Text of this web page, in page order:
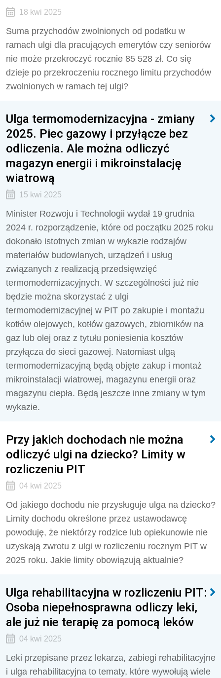
18 kwi 2025
Suma przychodów zwolnionych od podatku w
ramach ulgi dla pracujących emerytów czy seniorów
nie może przekroczyć rocznie 85 528 zł. Co się
dzieje po przekroczeniu rocznego limitu przychodów
zwolnionych w ramach tej ulgi?
Ulga termomodernizacyjna - zmiany
2025. Piec gazowy i przyłącze bez
odliczenia. Ale można odliczyć
magazyn energii i mikroinstalację
wiatrową
15 kwi 2025
Minister Rozwoju i Technologii wydał 19 grudnia
2024 r. rozporządzenie, które od początku 2025 roku
dokonało istotnych zmian w wykazie rodzajów
materiałów budowlanych, urządzeń i usług
związanych z realizacją przedsięwzięć
termomodernizacyjnych. W szczególności już nie
będzie można skorzystać z ulgi
termomodernizacyjnej w PIT po zakupie i montażu
kotłów olejowych, kotłów gazowych, zbiorników na
gaz lub olej oraz z tytułu poniesienia kosztów
przyłącza do sieci gazowej. Natomiast ulgą
termomodernizacyjną będą objęte zakup i montaż
mikroinstalacji wiatrowej, magazynu energii oraz
magazynu ciepła. Będą jeszcze inne zmiany w tym
wykazie.
Przy jakich dochodach nie można
odliczyć ulgi na dziecko? Limity w
rozliczeniu PIT
04 kwi 2025
Od jakiego dochodu nie przysługuje ulga na dziecko?
Limity dochodu określone przez ustawodawcę
powoduję, że niektórzy rodzice lub opiekunowie nie
uzyskają zwrotu z ulgi w rozliczeniu rocznym PIT w
2025 roku. Jakie limity obowiązują aktualnie?
Ulga rehabilitacyjna w rozliczeniu PIT:
Osoba niepełnosprawna odliczy leki,
ale już nie terapię za pomocą leków
04 kwi 2025
Leki przepisane przez lekarza, zabiegi rehabilitacyjne
i ulga rehabilitacyjna to tematy, które wywołują wiele